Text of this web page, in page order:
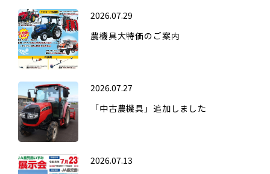
2026.07.29
農機具大特価のご案内
2026.07.27
「中古農機具」追加しました
2026.07.13